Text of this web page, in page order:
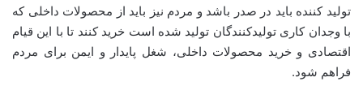
تولید کننده باید در صدر باشد و مردم نیز باید از محصولات داخلی که
با وجدان کاری تولیدکنندگان تولید شده است خرید کنند تا با این قیام
اقتصادی و خرید محصولات داخلی، شغل پایدار و ایمن برای مردم
فراهم شود.